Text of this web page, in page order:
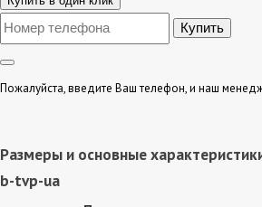
Пожалуйста, введите Ваш телефон, и наш
Размеры и основные
b-tvp-ua